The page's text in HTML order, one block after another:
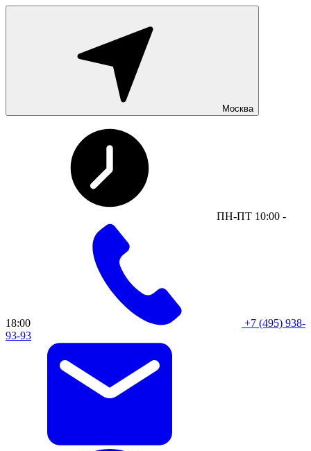
Москва
ПН-ПТ 10:00 -
18:00
+7 (495) 938-
93-93